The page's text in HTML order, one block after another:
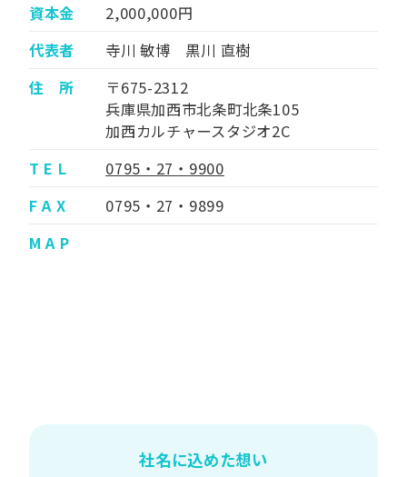
資本金
2,000,000円
代表者
寺川 敏博 黒川 直樹
住 所
〒675-2312
兵庫県加西市北条町北条105
加西カルチャースタジオ2C
T E L
0795・27・9900
F A X
0795・27・9899
M A P
社名に込めた想い